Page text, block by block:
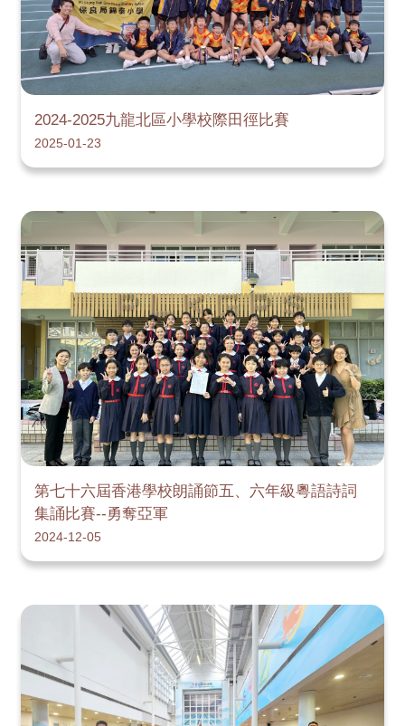
2024-2025九龍北區小學校際田徑比賽
2025-01-23
第七十六屆香港學校朗誦節五、六年級粵語詩詞
集誦比賽--勇奪亞軍
2024-12-05